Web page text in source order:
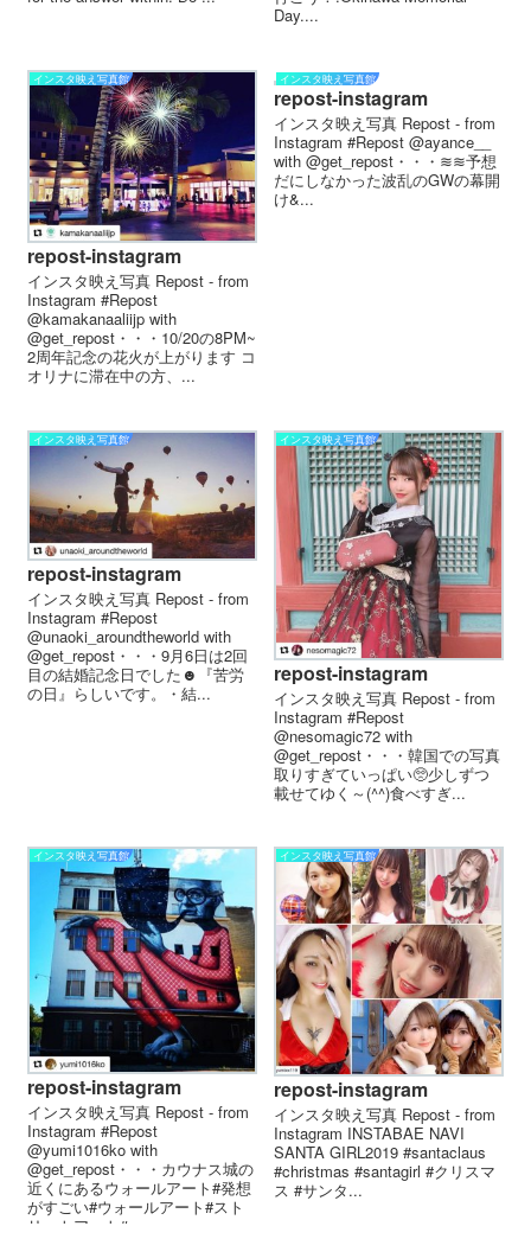
Day....
インスタ映え写真館
repost-instagram
インスタ映え写真 Repost - from
Instagram #Repost
@kamakanaaliijp with
@get_repost・・・10/20の8PM~
2周年記念の花火が上がります コ
オリナに滞在中の方、...
インスタ映え写真館
repost-instagram
インスタ映え写真 Repost - from
Instagram #Repost @ayance__
with @get_repost・・・‍️‍≋≋予想
だにしなかった波乱のGWの幕開
け&...
インスタ映え写真館
repost-instagram
インスタ映え写真 Repost - from
Instagram #Repost
@unaoki_aroundtheworld with
@get_repost・・・9月6日は2回
目の結婚記念日でした☻『苦労
の日』らしいです。・結...
インスタ映え写真館
repost-instagram
インスタ映え写真 Repost - from
Instagram #Repost
@nesomagic72 with
@get_repost・・・韓国での写真
取りすぎていっぱい🥺少しずつ
載せてゆく～(^^)食べすぎ...
インスタ映え写真館
repost-instagram
インスタ映え写真 Repost - from
Instagram #Repost
@yumi1016ko with
@get_repost・・・カウナス城の
近くにあるウォールアート#発想
がすごい#ウォールアート#スト
リートアート#...
インスタ映え写真館
repost-instagram
インスタ映え写真 Repost - from
Instagram INSTABAE NAVI
SANTA GIRL️2019 #santaclaus
#christmas #santagirl #クリスマ
ス #サンタ...